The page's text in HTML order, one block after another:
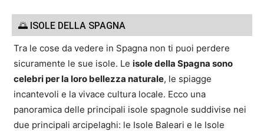
🌅 ISOLE DELLA SPAGNA
Tra le cose da vedere in Spagna non ti puoi perdere
sicuramente le sue isole. Le isole della Spagna sono
celebri per la loro bellezza naturale, le spiagge
incantevoli e la vivace cultura locale. Ecco una
panoramica delle principali isole spagnole suddivise nei
due principali arcipelaghi: le Isole Baleari e le Isole